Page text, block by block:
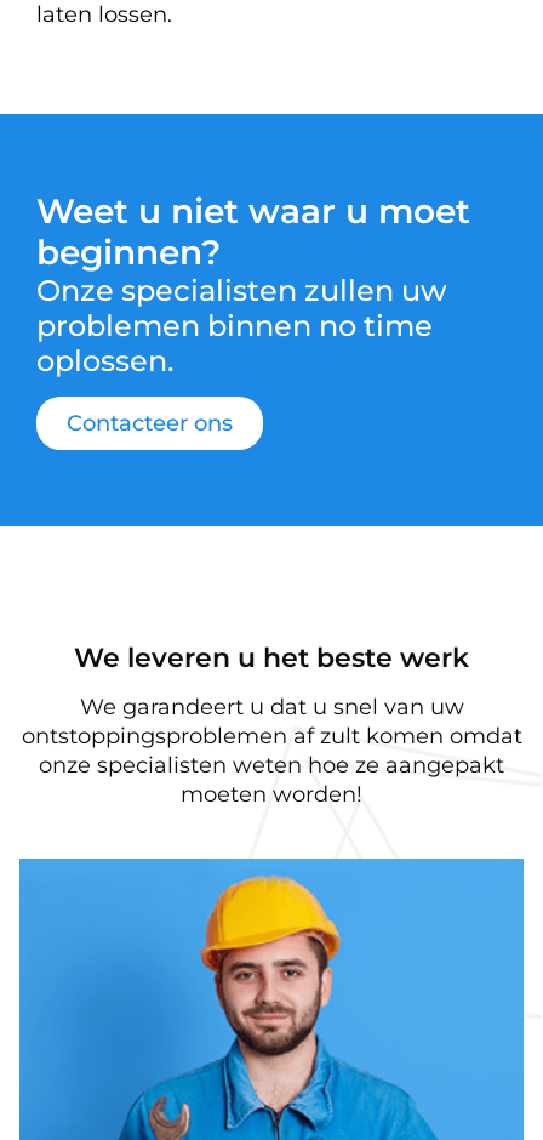
laten lossen.
Weet u niet waar u moet
beginnen?
Onze specialisten zullen uw
problemen binnen no time
oplossen.
Contacteer ons
We leveren u het beste werk
We garandeert u dat u snel van uw
ontstoppingsproblemen af zult komen omdat
onze specialisten weten hoe ze aangepakt
moeten worden!